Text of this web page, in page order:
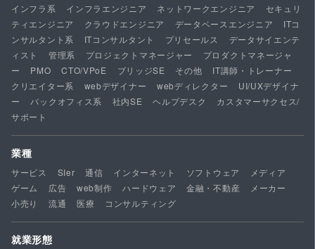
インフラ系
インフラエンジニア ネットワークエンジニア
セキュリ
ティエンジニア
クラウドエンジニア データベースエンジニア
ITコ
ンサルタント系
ITコンサルタント プリセールス
データサイエンテ
ィスト
管理系 プロジェクトマネージャー
プロダクトマネージャ
ー
PMO CTO/VPoE ブリッジSE その他
IT講師・トレーナー
クリエイター系
webデザイナー webディレクター
UI/UXデザイナ
ー
バックオフィス系 社内SE ヘルプデスク
カスタマーサクセス/
サポート
業種
サービス SIer 通信 インターネット ソフトウェア
メディア
ゲーム
広告 web制作 ハードウェア 金融・不動産
メーカー
小売り
流通 医療 コンサルティング
就業形態